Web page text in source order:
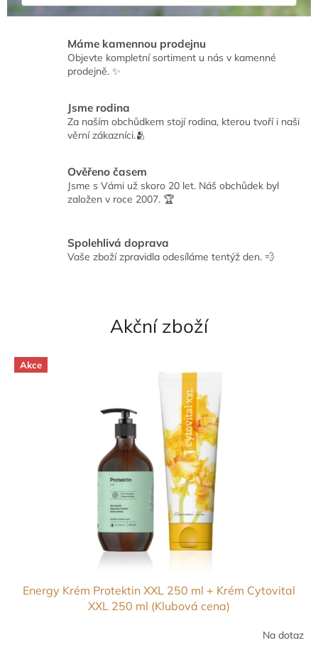
j
y
Máme kamennou prodejnu
Objevte kompletní sortiment u nás v kamenné
prodejně. ✨
Jsme rodina
Za naším obchůdkem stojí rodina, kterou tvoří i naši
věrní zákazníci.🫂
Ověřeno časem
Jsme s Vámi už skoro 20 let. Náš obchůdek byl
založen v roce 2007. 🏆
Spolehlivá doprava
Vaše zboží zpravidla odesíláme tentýž den. 💨
Akční zboží
Akce
Energy Krém Protektin XXL 250 ml + Krém Cytovital
XXL 250 ml (Klubová cena)
Na dotaz